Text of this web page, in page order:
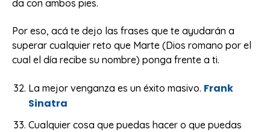
da con ambos pies.
Por eso, acá te dejo las frases que te ayudarán a
superar cualquier reto que Marte (Dios romano por el
cual el día recibe su nombre) ponga frente a ti.
La mejor venganza es un éxito masivo. Frank
Sinatra
Cualquier cosa que puedas hacer o que puedas